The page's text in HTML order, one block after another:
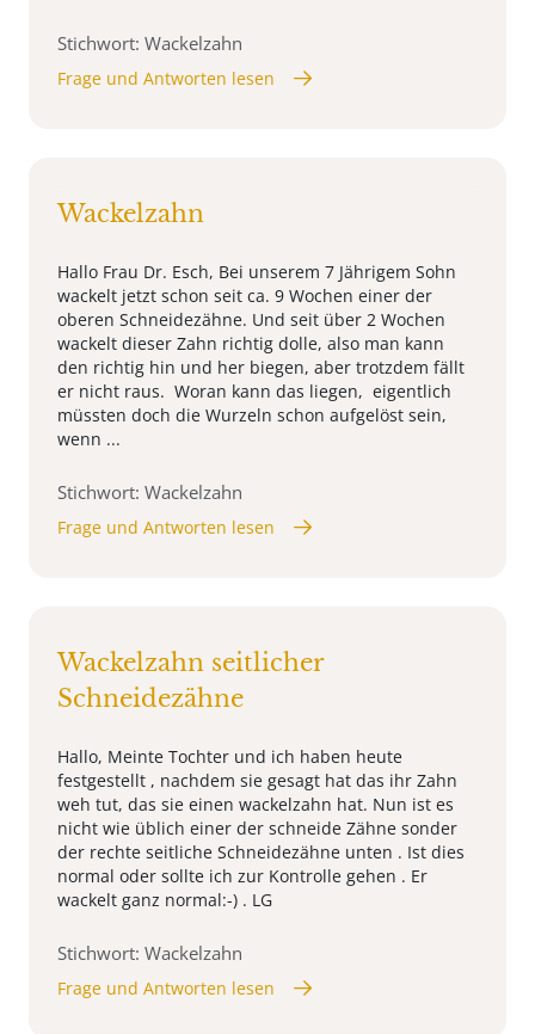
Stichwort: Wackelzahn
Frage und Antworten lesen
Wackelzahn
Hallo Frau Dr. Esch, Bei unserem 7 Jährigem Sohn
wackelt jetzt schon seit ca. 9 Wochen einer der
oberen Schneidezähne. Und seit über 2 Wochen
wackelt dieser Zahn richtig dolle, also man kann
den richtig hin und her biegen, aber trotzdem fällt
er nicht raus. Woran kann das liegen, eigentlich
müssten doch die Wurzeln schon aufgelöst sein,
wenn ...
Stichwort: Wackelzahn
Frage und Antworten lesen
Wackelzahn seitlicher
Schneidezähne
Hallo, Meinte Tochter und ich haben heute
festgestellt , nachdem sie gesagt hat das ihr Zahn
weh tut, das sie einen wackelzahn hat. Nun ist es
nicht wie üblich einer der schneide Zähne sonder
der rechte seitliche Schneidezähne unten . Ist dies
normal oder sollte ich zur Kontrolle gehen . Er
wackelt ganz normal:-) . LG
Stichwort: Wackelzahn
Frage und Antworten lesen